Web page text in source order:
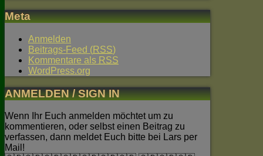
Meta
Anmelden
Beitrags-Feed (RSS)
Kommentare als RSS
WordPress.org
ANMELDEN / SIGN IN
Wenn Ihr Euch anmelden möchtet um zu
kommentieren, oder selbst einen Beitrag zu
verfassen, dann meldet Euch bitte bei Lars per
Mail!